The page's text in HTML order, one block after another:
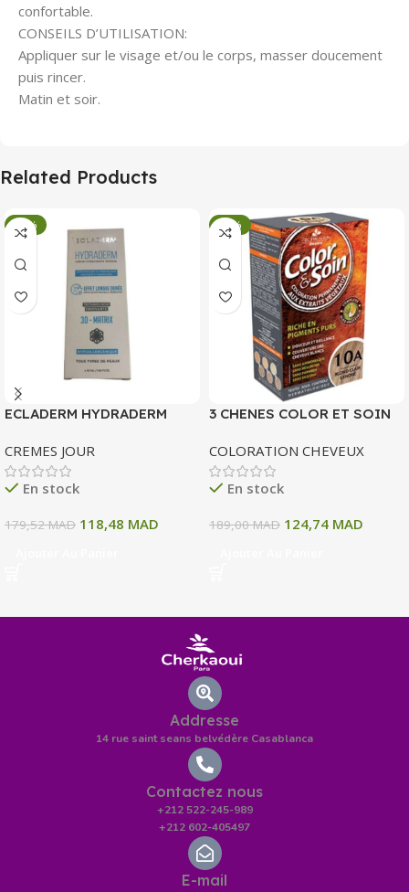
confortable.
CONSEILS D’UTILISATION:
Appliquer sur le visage et/ou le corps, masser doucement
puis rincer.
Matin et soir.
Related Products
-34%
ECLADERM HYDRADERM
INTENSE 72H 50 ML
CREMES JOUR
En stock
179,52MAD 118,48 MAD
-34%
3 CHENES COLOR ET SOIN
10 A BLOND CLAIR CENDRE
135 ML
COLORATION CHEVEUX
En stock
189,00MAD 124,74 MAD
Addresse
14 rue saint seans belvédère Casablanca
Contactez nous
+212 522-245-989
+212 602-405497
E-mail